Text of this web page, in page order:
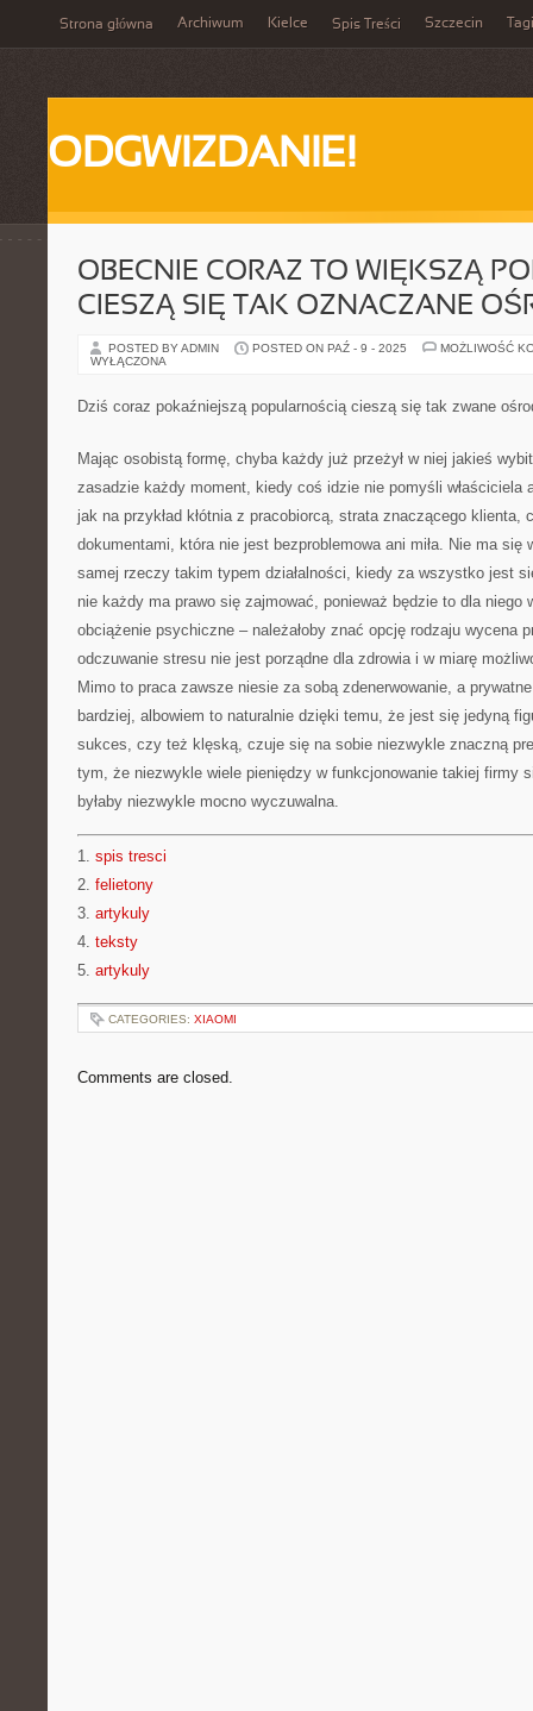
Strona główna Archiwum Kielce Spis Treści Szczecin Tagi
ODGWIZDANIE!
OBECNIE CORAZ TO WIĘKSZĄ
CIESZĄ SIĘ TAK OZNACZANE
POSTED BY ADMIN POSTED ON PAŹ - 9 - 2025
MOŻLIWOŚĆ
WYŁĄCZONA
Dziś coraz pokaźniejszą popularnością cieszą się tak zwane
Mając osobistą formę, chyba każdy już przeżył w niej jakieś
zasadzie każdy moment, kiedy coś idzie nie pomyśli właściciela
jak na przykład kłótnia z pracobiorcą, strata znaczącego klienta,
dokumentami, która nie jest bezproblemowa ani miła. Nie ma
samej rzeczy takim typem działalności, kiedy za wszystko jest
nie każdy ma prawo się zajmować, ponieważ będzie to dla niego
obciążenie psychiczne – należałoby znać opcję rodzaju wycena
odczuwanie stresu nie jest porządne dla zdrowia i w miarę
Mimo to praca zawsze niesie za sobą zdenerwowanie, a
bardziej, albowiem to naturalnie dzięki temu, że jest się jedyną
sukces, czy też klęską, czuje się na sobie niezwykle znaczną
tym, że niezwykle wiele pieniędzy w funkcjonowanie takiej firmy
byłaby niezwykle mocno wyczuwalna.
1. spis tresci
2. felietony
3. artykuly
4. teksty
5. artykuly
CATEGORIES: XIAOMI
Comments are closed.